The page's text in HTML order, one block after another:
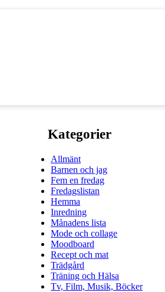
Kategorier
Allmänt
Barnen och jag
Fem en fredag
Fredagslistan
Hemma
Inredning
Månadens lista
Mode och collage
Moodboard
Recept och mat
Trädgård
Träning och Hälsa
Tv, Film, Musik, Böcker